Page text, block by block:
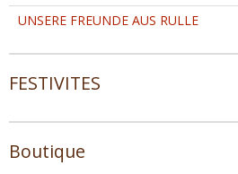
UNSERE FREUNDE AUS RULLE
FESTIVITES
Boutique